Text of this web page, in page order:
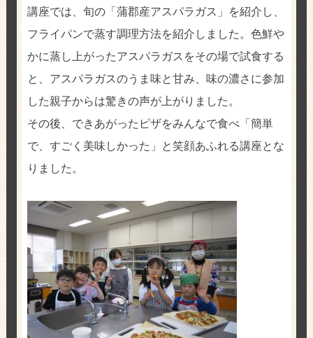
講座では、旬の「蒲郡産アスパラガス」を紹介し、
フライパンで蒸す調理方法を紹介しました。色鮮や
かに蒸し上がったアスパラガスをその場で試食する
と、アスパラガスのうま味と甘み、味の濃さに参加
した親子からは驚きの声が上がりました。
その後、できあがったピザをみんなで食べ「簡単
で、すごく美味しかった」と笑顔あふれる講座とな
りました。